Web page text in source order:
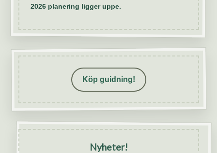
2026 planering ligger uppe.
Köp guidning!
Nyheter!